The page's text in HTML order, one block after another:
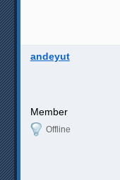
andeyut
Member
Offline